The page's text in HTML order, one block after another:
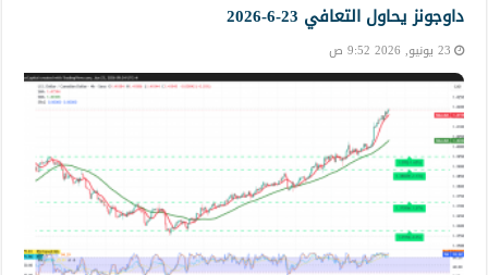
داوجونز يحاول التعافي 23-6-2026
23 يونيو, 2026 9:52 ص